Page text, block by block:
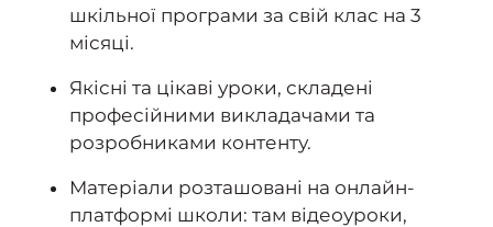
шкільної програми за свій клас на 3
місяці.
Якісні та цікаві уроки, складені
професійними викладачами та
розробниками контенту.
Матеріали розташовані на онлайн-
платформі школи: там відеоуроки,